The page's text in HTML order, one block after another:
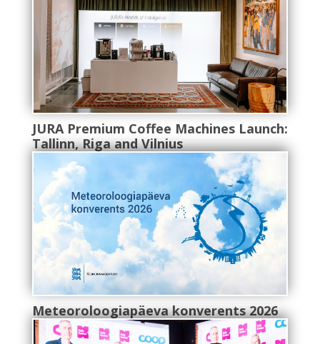
JURA Premium Coffee Machines Launch:
Tallinn, Riga and Vilnius
Meteoroloogiapäeva konverents 2026